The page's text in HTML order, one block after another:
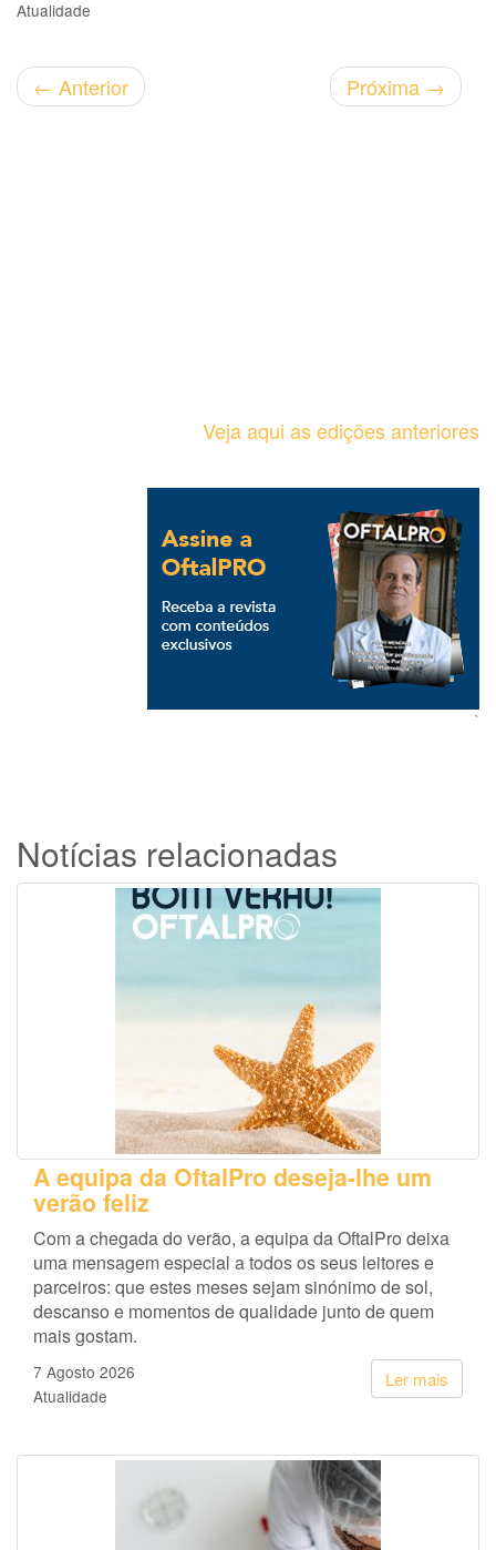
Atualidade
← Anterior Próxima →
Veja aqui as edições anteriores
`
Notícias relacionadas
A equipa da OftalPro deseja-lhe um
verão feliz
Com a chegada do verão, a equipa da OftalPro deixa
uma mensagem especial a todos os seus leitores e
parceiros: que estes meses sejam sinónimo de sol,
descanso e momentos de qualidade junto de quem
mais gostam.
Ler mais
7 Agosto 2026
Atualidade